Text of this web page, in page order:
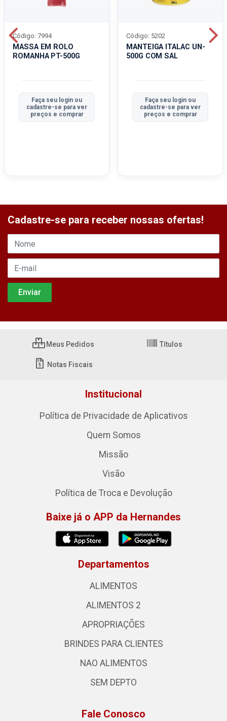
MASSA EM ROLO
ROMANHA PT-500G
Código: 7994
Faça seu login ou
cadastre-se para ver
preços e comprar
MANTEIGA ITALAC UN-
500G COM SAL
Código: 5202
Faça seu login ou
cadastre-se para ver
preços e comprar
Cadastre-se para receber nossas ofertas!
Meus Pedidos Títulos
Notas Fiscais
Institucional
Política de Privacidade de Aplicativos
Quem Somos
Missão
Visão
Política de Troca e Devolução
Baixe já o APP da Hernandes
Departamentos
ALIMENTOS
ALIMENTOS 2
APROPRIAÇÕES
BRINDES PARA CLIENTES
NAO ALIMENTOS
SEM DEPTO
Fale Conosco